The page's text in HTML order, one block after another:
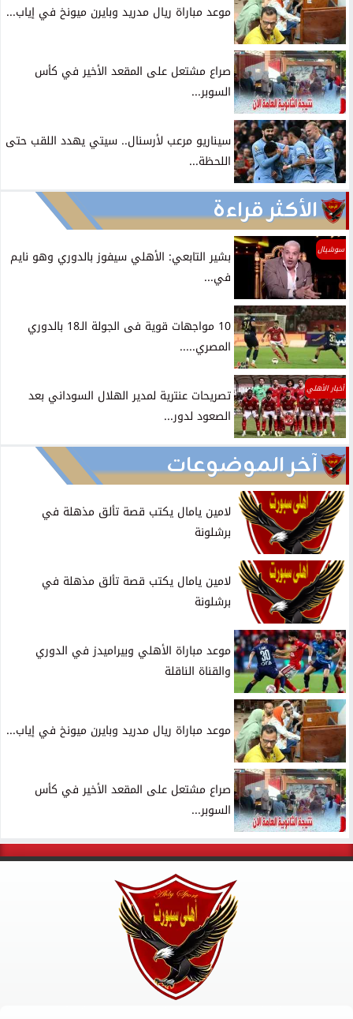
موعد مباراة ريال مدريد وبايرن ميونخ في إياب...
صراع مشتعل على المقعد الأخير في كأس
السوبر...
سيناريو مرعب لأرسنال.. سيتي يهدد اللقب حتى
اللحظة...
الأكثر قراءة
سوشيال
بشير التابعي: الأهلي سيفوز بالدوري وهو نايم
في...
10 مواجهات قوية فى الجولة الـ18 بالدوري
المصري.....
أخبار الأهلي
تصريحات عنترية لمدير الهلال السوداني بعد
الصعود لدور...
آخر الموضوعات
لامين يامال يكتب قصة تألق مذهلة في
برشلونة
لامين يامال يكتب قصة تألق مذهلة في
برشلونة
موعد مباراة الأهلي وبيراميدز في الدوري
والقناة الناقلة
موعد مباراة ريال مدريد وبايرن ميونخ في إياب...
صراع مشتعل على المقعد الأخير في كأس
السوبر...